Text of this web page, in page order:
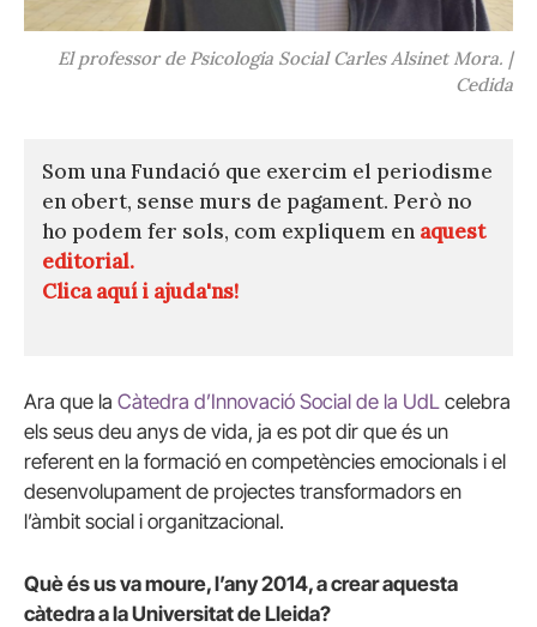
El professor de Psicologia Social Carles Alsinet Mora. |
Cedida
Som una Fundació que exercim el periodisme
en obert, sense murs de pagament. Però no
ho podem fer sols, com expliquem en aquest
editorial.
Clica aquí i ajuda'ns!
Ara que la Càtedra d’Innovació Social de la UdL celebra
els seus deu anys de vida, ja es pot dir que és un
referent en la formació en competències emocionals i el
desenvolupament de projectes transformadors en
l’àmbit social i organitzacional.
Què és us va moure, l’any 2014, a crear aquesta
càtedra a la Universitat de Lleida?